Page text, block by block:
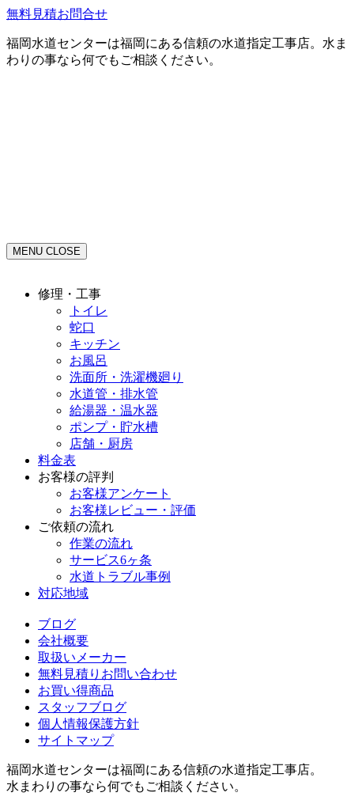
無料見積お問合せ
福岡水道センターは福岡にある信頼の水道指定工事店。水ま
わりの事なら何でもご相談ください。
MENU CLOSE
修理・工事
トイレ
蛇口
キッチン
お風呂
洗面所・洗濯機廻り
水道管・排水管
給湯器・温水器
ポンプ・貯水槽
店舗・厨房
料金表
お客様の評判
お客様アンケート
お客様レビュー・評価
ご依頼の流れ
作業の流れ
サービス6ヶ条
水道トラブル事例
対応地域
ブログ
会社概要
取扱いメーカー
無料見積りお問い合わせ
お買い得商品
スタッフブログ
個人情報保護方針
サイトマップ
福岡水道センターは福岡にある信頼の水道指定工事店。
水まわりの事なら何でもご相談ください。